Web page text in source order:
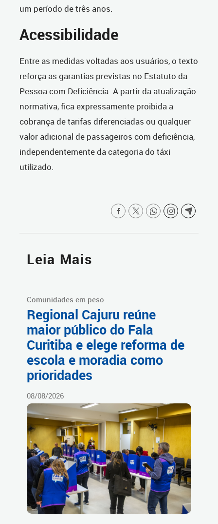
um período de três anos.
Acessibilidade
Entre as medidas voltadas aos usuários, o texto
reforça as garantias previstas no Estatuto da
Pessoa com Deficiência. A partir da atualização
normativa, fica expressamente proibida a
cobrança de tarifas diferenciadas ou qualquer
valor adicional de passageiros com deficiência,
independentemente da categoria do táxi
utilizado.
Leia Mais
Comunidades em peso
Regional Cajuru reúne
maior público do Fala
Curitiba e elege reforma de
escola e moradia como
prioridades
08/08/2026